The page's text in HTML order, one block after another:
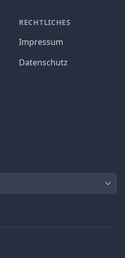
RECHTLICHES
Impressum
Datenschutz